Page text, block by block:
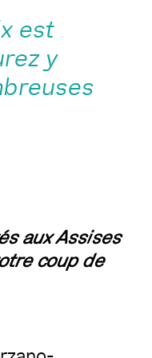
est
y
aux Assises
coup de